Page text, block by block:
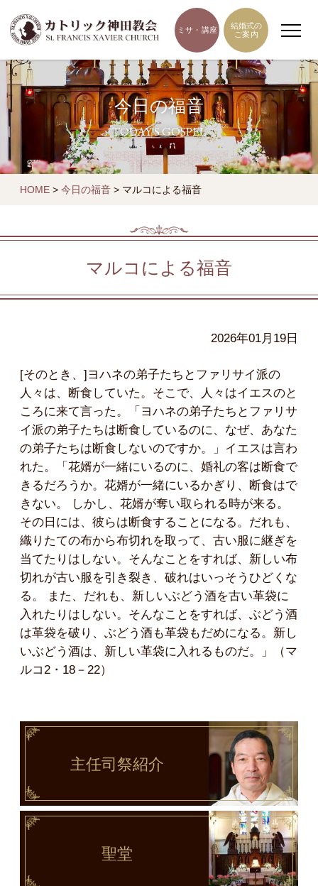
ミサ・講座
結婚式の
ご案内
今日の福音
TODAY'S GOSPEL
HOME > 今日の福音 > マルコによる福音
マルコによる福音
2026年01月19日
[そのとき、]ヨハネの弟子たちとファリサイ派の
人々は、断食していた。そこで、人々はイエスのと
ころに来て言った。「ヨハネの弟子たちとファリサ
イ派の弟子たちは断食しているのに、なぜ、あなた
の弟子たちは断食しないのですか。」イエスは言わ
れた。「花婿が一緒にいるのに、婚礼の客は断食で
きるだろうか。花婿が一緒にいるかぎり、断食はで
きない。 しかし、花婿が奪い取られる時が来る。
その日には、彼らは断食することになる。だれも、
織りたての布から布切れを取って、古い服に継ぎを
当てたりはしない。そんなことをすれば、新しい布
切れが古い服を引き裂き、破れはいっそうひどくな
る。 また、だれも、新しいぶどう酒を古い革袋に
入れたりはしない。そんなことをすれば、ぶどう酒
は革袋を破り、ぶどう酒も革袋もだめになる。新し
いぶどう酒は、新しい革袋に入れるものだ。」（マ
ルコ2・18－22）
主任司祭紹介
聖堂